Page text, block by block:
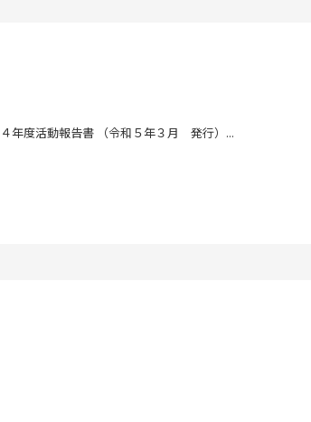
年度活動報告書 （令和５年３月 発行）...